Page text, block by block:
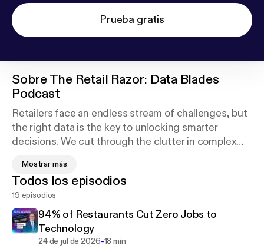
Prueba gratis
SobreThe Retail Razor: Data Blades
Podcast
Retailers face an endless stream of challenges, but
the right data is the key to unlocking smarter
decisions. We cut through the clutter in complex
& strategies.
Each episode, top retail analysts & industry experts
break down critical findings in consumer behavior,
agentic commerce, retail media, AI for frontline
retail, operational efficiency, or customer
Mostrar más
Todos los episodios
19 episodios
94% of Restaurants Cut Zero Jobs to
Technology
24 de jul de 2026-18 min